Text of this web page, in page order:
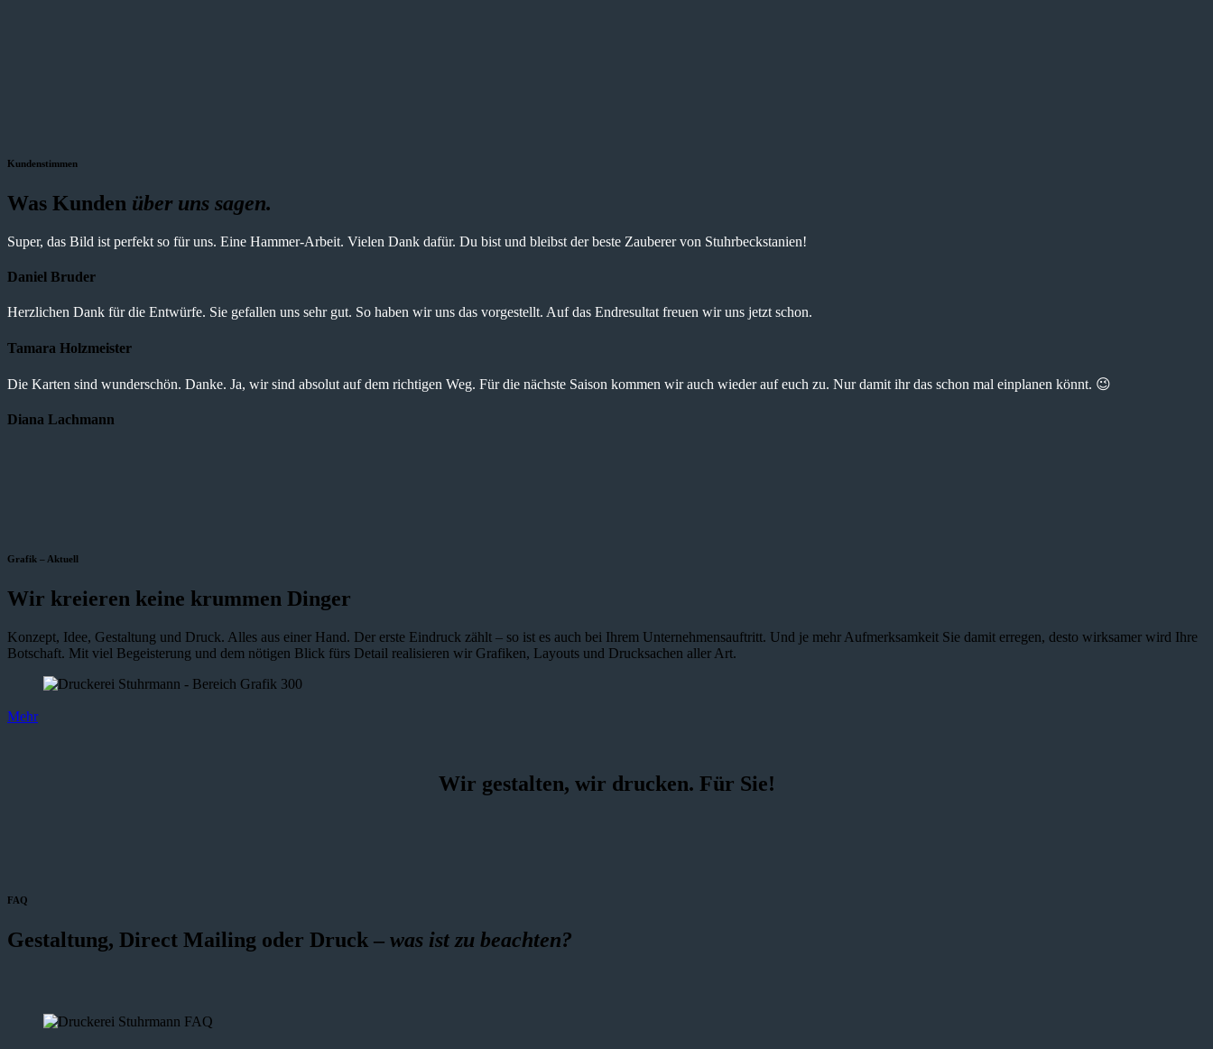
Kundenstimmen
Was Kunden über uns sagen.
Super, das Bild ist perfekt so für uns. Eine Hammer-Arbeit. Vielen Dank dafür. Du bist und bleibst der beste Zauberer von Stuhrbeckstanien!
Daniel Bruder
Herzlichen Dank für die Entwürfe. Sie gefallen uns sehr gut. So haben wir uns das vorgestellt. Auf das Endresultat freuen wir uns jetzt schon.
Tamara Holzmeister
Die Karten sind wunderschön. Danke. Ja, wir sind absolut auf dem richtigen Weg. Für die nächste Saison kommen wir auch wieder auf euch zu. Nur damit ihr das schon mal einplanen könnt. 😉
Diana Lachmann
Grafik – Aktuell
Wir kreieren keine krummen Dinger
Konzept, Idee, Gestaltung und Druck. Alles aus einer Hand. Der erste Eindruck zählt – so ist es auch bei Ihrem Unternehmensauftritt. Und je mehr Aufmerksamkeit Sie damit erregen, desto wirksamer wird Ihre
Botschaft. Mit viel Begeisterung und dem nötigen Blick fürs Detail realisieren wir Grafiken, Layouts und Drucksachen aller Art.
Mehr
Wir gestalten, wir drucken. Für Sie!
FAQ
Gestaltung, Direct Mailing oder Druck – was ist zu beachten?